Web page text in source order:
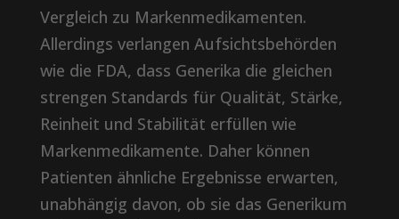
Vergleich zu Markenmedikamenten.
Allerdings verlangen Aufsichtsbehörden
wie die FDA, dass Generika die gleichen
strengen Standards für Qualität, Stärke,
Reinheit und Stabilität erfüllen wie
Markenmedikamente. Daher können
Patienten ähnliche Ergebnisse erwarten,
unabhängig davon, ob sie das Generikum